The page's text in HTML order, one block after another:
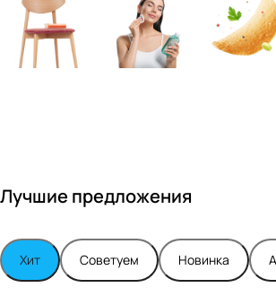
Лучшие предложения
Хит Советуем Новинка